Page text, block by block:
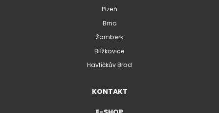
Plzeň
Brno
Žamberk
Blížkovice
Havlíčkův Brod
KONTAKT